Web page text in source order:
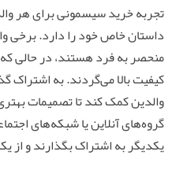
تجربه خرید سیسمونی برای هر
داستان خاص خود را دارد. برخی
منحصر به فرد هستند، در حالی
کیفیت بالا می‌گردند. به اشتراک
والدین کمک کند تا تصمیمات
گروه‌های آنلاین یا شبکه‌های
یکدیگر به اشتراک بگذارند و از